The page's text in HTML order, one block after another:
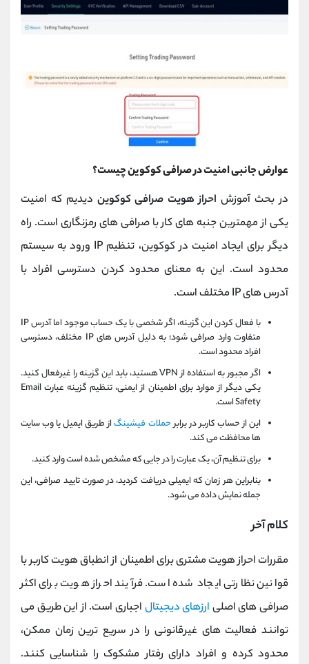
عوارض جانبی امنیت در صرافی کوکوین چیست؟
در بحث آموزش احراز هویت صرافی کوکویندیدیم که امنیت
یکی از مهمترین جنبه های کار با صرافی های رمزنگاری است. راه
دیگر برای ایجاد امنیت در کوکوین، تنظیم IP ورود به سیستم
محدود است. این به معنای محدود کردن دسترسی افراد با
آدرس های IP مختلف است.
با فعال کردن این گزینه، اگر شخصی با یک حساب موجود اما آدرس IP
متفاوت وارد صرافی شود؛ به دلیل آدرس های IP مختلف، دسترسی
افراد محدود است.
اگر مجبور به استفاده از VPN هستید، باید این گزینه را غیرفعال کنید.
یکی دیگر از موارد برای اطمینان از ایمنی، تنظیم گزینه عبارت Email
Safety است.
این از حساب کاربر در برابرحملات فیشینگاز طریق ایمیل یا وب سایت
ها محافظت می کند.
برای تنظیم آن، یک عبارت را در جایی که مشخص شده است وارد کنید.
بنابراین هر زمان که ایمیلی دریافت کردید، در صورت تایید صرافی، این
جمله نمایش داده می شود.
کلام آخر
مقررات احراز هویت مشتری برای اطمینان از انطباق هویت کاربر با
قوانین نظارتی ایجاد شده است. فرآیند احراز هویت برای اکثر
صرافی های اصلی ارزهای دیجیتال اجباری است. از این طریق می
توانند فعالیت های غیرقانونی را در سریع ترین زمان ممکن،
محدود کرده و افراد دارای رفتار مشکوک را شناسایی کنند.